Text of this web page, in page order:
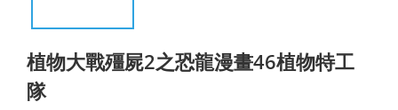
植物大戰殭屍2之恐龍漫畫46植物特工
隊